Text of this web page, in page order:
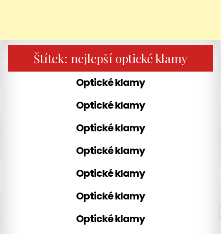
Štítek: nejlepší optické klamy
Optické klamy
Optické klamy
Optické klamy
Optické klamy
Optické klamy
Optické klamy
Optické klamy